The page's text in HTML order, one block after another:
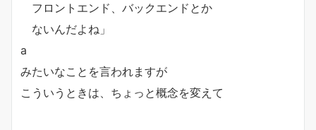
フロントエンド、バックエンドとか
ないんだよね」
a
みたいなことを言われますが
こういうときは、ちょっと概念を変えて